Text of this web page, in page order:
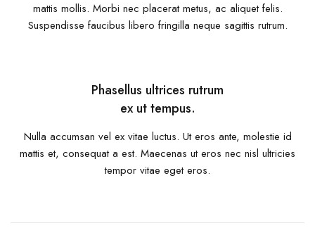
mattis mollis. Morbi nec placerat metus, ac aliquet felis.
Suspendisse faucibus libero fringilla neque sagittis rutrum.
Phasellus ultrices rutrum
ex ut tempus.
Nulla accumsan vel ex vitae luctus. Ut eros ante, molestie id
mattis et, consequat a est. Maecenas ut eros nec nisl ultricies
tempor vitae eget eros.